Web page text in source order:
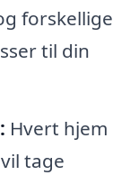
forskellige
til din
Hvert hjem
tage